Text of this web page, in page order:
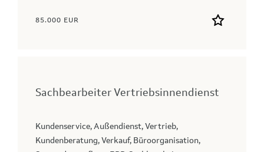
85.000 EUR
Sachbearbeiter Vertriebsinnendienst
Kundenservice, Außendienst, Vertrieb,
Kundenberatung, Verkauf, Büroorganisation,